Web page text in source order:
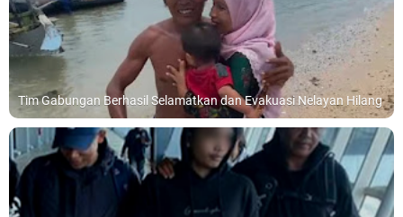
Tim Gabungan Berhasil Selamatkan dan Evakuasi Nelayan Hilang